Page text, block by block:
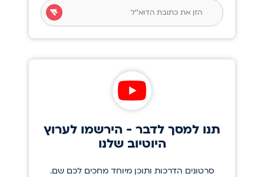
תנו למסך לדבר - הירשמו לערוץ
היוטיוב שלנו
סרטונים הדרכות ותוכן מיוחד מחכים לכם שם.